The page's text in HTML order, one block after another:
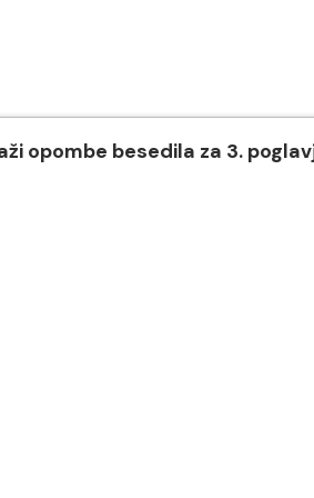
opombe besedila za 3.